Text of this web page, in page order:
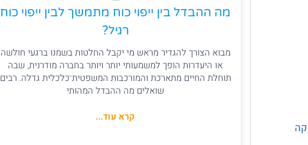
מה ההבדל בין ייפוי כוח מתמשך לבין ייפוי כוח
רגיל?
מבוא הצורך להגדיר מראש מי יקבל החלטות בשמנו ברגעי חולשה
או היעדרות הופך למשמעותי יותר ויותר בחברה מודרנית, שבה
תוחלת החיים מתארכת והמורכבות המשפטית־כלכלית גדלה. רבים
שואלים מה ההבדל המהותי
קרא עוד...